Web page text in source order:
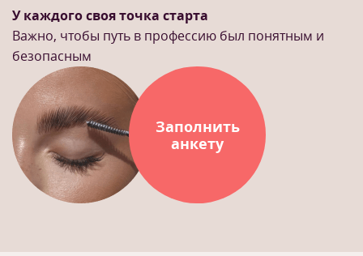
У каждого своя точка старта
Важно, чтобы путь в профессию был понятным и
безопасным
Заполнить
анкету